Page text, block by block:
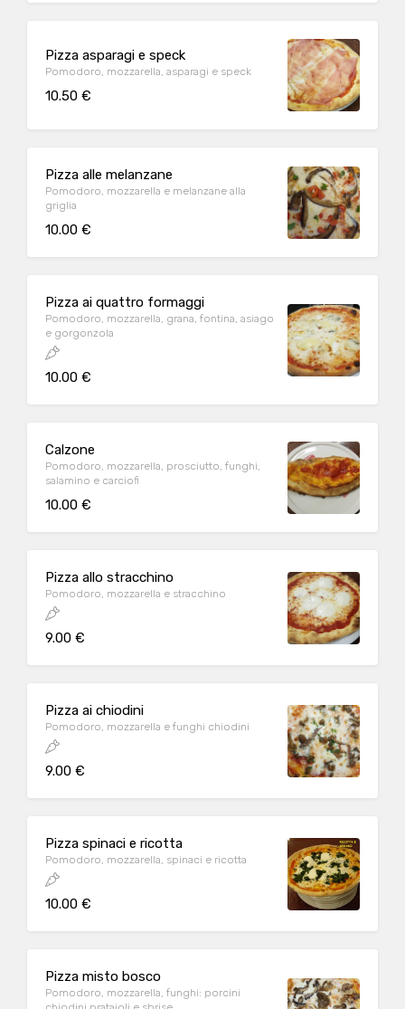
Pizza asparagi e speck
Pomodoro, mozzarella, asparagi e speck
10.50 €
Pizza alle melanzane
Pomodoro, mozzarella e melanzane alla
griglia
10.00 €
Pizza ai quattro formaggi
Pomodoro, mozzarella, grana, fontina, asiago
e gorgonzola
10.00 €
Calzone
Pomodoro, mozzarella, prosciutto, funghi,
salamino e carciofi
10.00 €
Pizza allo stracchino
Pomodoro, mozzarella e stracchino
9.00 €
Pizza ai chiodini
Pomodoro, mozzarella e funghi chiodini
9.00 €
Pizza spinaci e ricotta
Pomodoro, mozzarella, spinaci e ricotta
10.00 €
Pizza misto bosco
Pomodoro, mozzarella, funghi: porcini